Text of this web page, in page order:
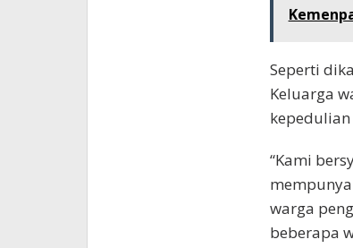
Seperti
Keluarga
“Kami
warga
beberapa